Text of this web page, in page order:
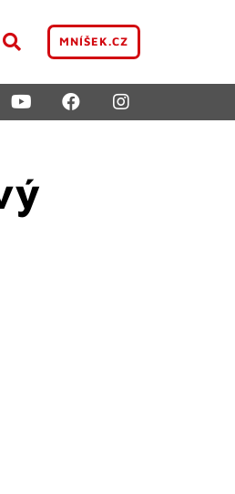
MNÍŠEK.CZ